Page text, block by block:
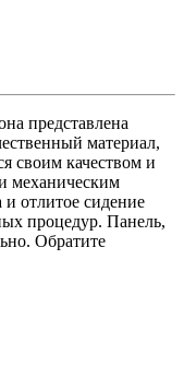
представлена
материал,
своим качеством и
механическим
и отлитое сидение
процедур. Панель,
Обратите